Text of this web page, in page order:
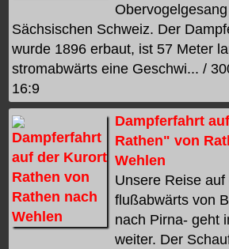
Sächsischen Schweiz. Der
wurde 1896 erbaut, ist 57 Meter
stromabwärts eine Geschwi... /
16:9
Dampferfahrt
Rathen" von
Wehlen
Unsere Reise
flußabwärts von
nach Pirna- geht
weiter. Der